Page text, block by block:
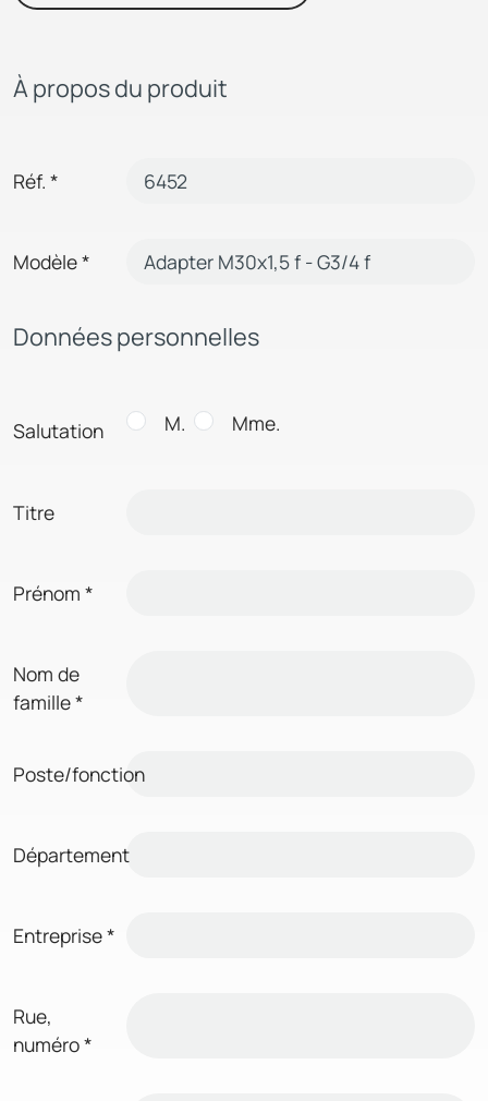
À propos du produit
Réf. *
Modèle*
Données personnelles
Salutation M. Mme.
Titre
Prénom *
Nom de
famille*
Poste/fonction
Département
Entreprise*
Rue,
numéro*